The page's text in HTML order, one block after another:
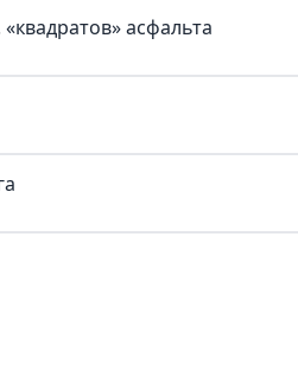
асфальта